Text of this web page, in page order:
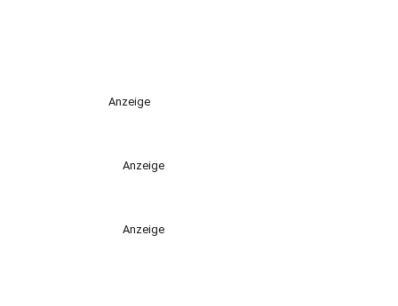
Anzeige
Anzeige
Anzeige